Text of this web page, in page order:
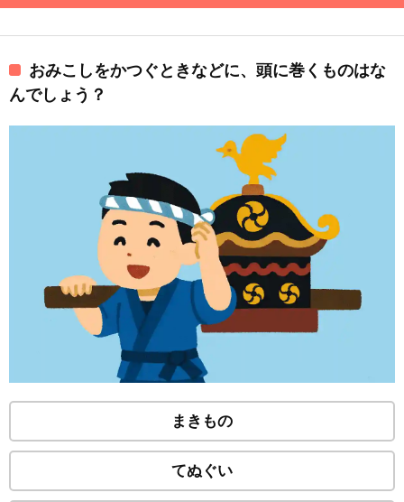
おみこしをかつぐときなどに、頭に巻くものはな
んでしょう？
まきもの
てぬぐい